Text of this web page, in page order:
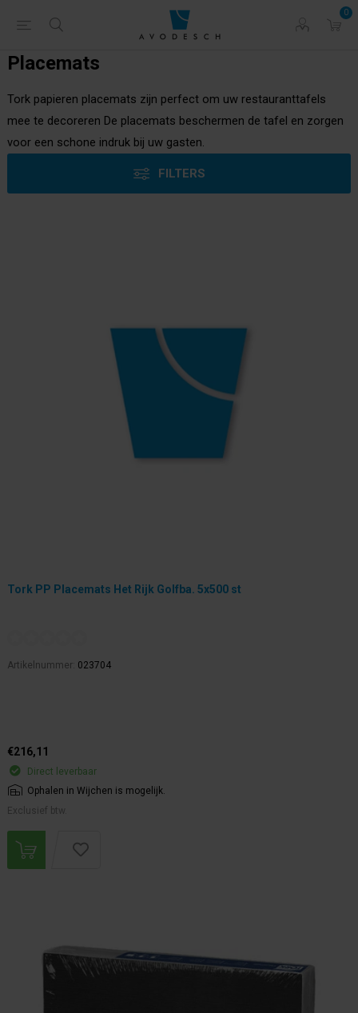
0
Placemats
Tork papieren placemats zijn perfect om uw restauranttafels
mee te decoreren De placemats beschermen de tafel en zorgen
voor een schone indruk bij uw gasten.
FILTERS
Tork PP Placemats Het Rijk Golfba. 5x500 st
Artikelnummer: 023704
€216,11
Direct leverbaar
Ophalen in Wijchen is mogelijk.
Exclusief btw.